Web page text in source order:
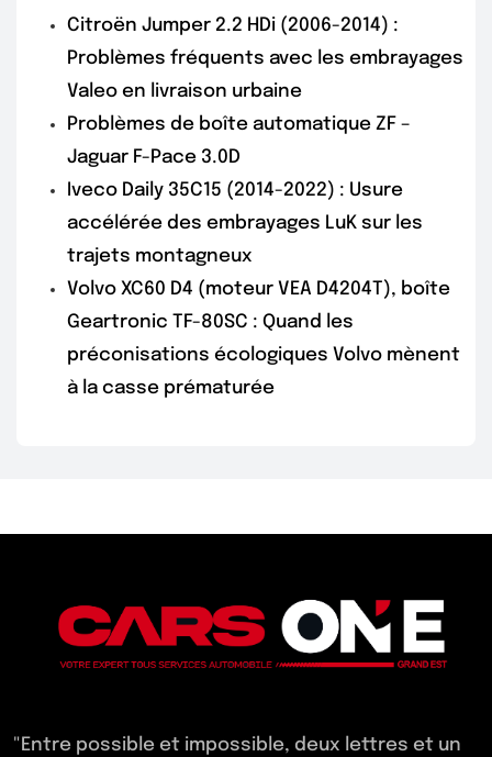
Citroën Jumper 2.2 HDi (2006-2014) :
Problèmes fréquents avec les embrayages
Valeo en livraison urbaine
Problèmes de boîte automatique ZF –
Jaguar F-Pace 3.0D
Iveco Daily 35C15 (2014-2022) : Usure
accélérée des embrayages LuK sur les
trajets montagneux
Volvo XC60 D4 (moteur VEA D4204T), boîte
Geartronic TF-80SC : Quand les
préconisations écologiques Volvo mènent
à la casse prématurée
"Entre possible et impossible, deux lettres et un